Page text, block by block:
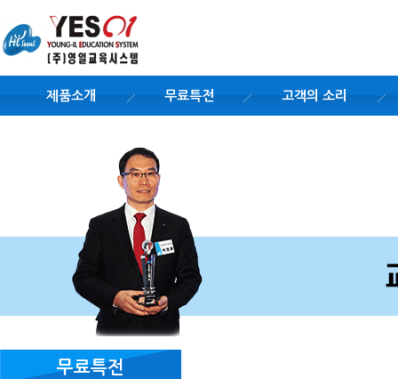
제품소개 무료특전 고객의 소리
무료특전